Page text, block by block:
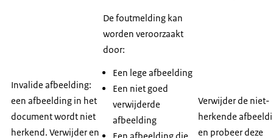
Invalide afbeelding:
een afbeelding in het
document wordt niet
herkend. Verwijder en
De foutmelding kan
worden veroorzaakt
door:
Een lege afbeelding
Een niet goed
verwijderde
afbeelding
Een afbeelding die
Verwijder de niet-
herkende
en probeer deze